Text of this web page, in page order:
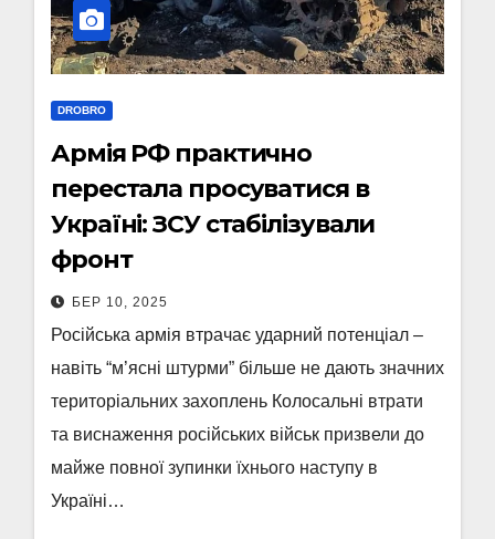
DROBRO
Армія РФ практично
перестала просуватися в
Україні: ЗСУ стабілізували
фронт
БЕР 10, 2025
Російська армія втрачає ударний потенціал –
навіть “м’ясні штурми” більше не дають значних
територіальних захоплень Колосальні втрати
та виснаження російських військ призвели до
майже повної зупинки їхнього наступу в
Україні…